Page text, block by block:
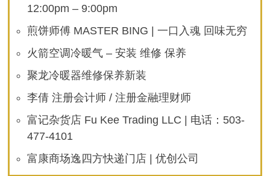
12:00pm – 9:00pm
煎饼师傅 MASTER BING | 一口入魂 回味无穷
火箭空调冷暖气 – 安装 维修 保养
聚龙冷暖器维修保养新装
李倩 注册会计师 / 注册金融理财师
富记杂货店 Fu Kee Trading LLC | 电话：503-
477-4101
富康商场逸四方快递门店 | 优创公司